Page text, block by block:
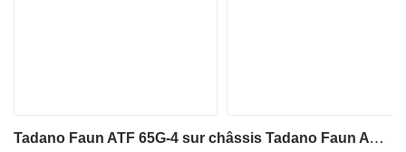
Tadano Faun ATF 65G-4 sur châssis Tadano Faun ATF 65G-4